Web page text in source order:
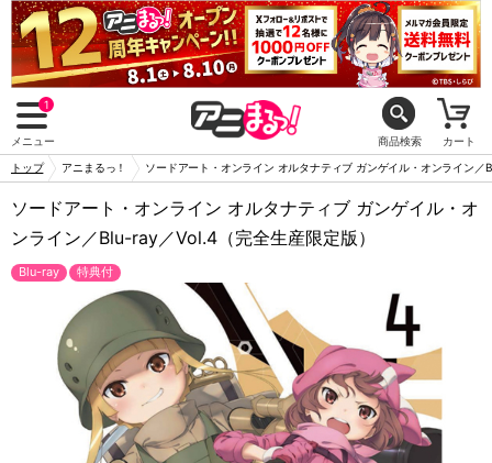
1
メニュー 商品検索 カート
トップ アニまるっ！ ソードアート・オンライン オルタナティブ ガンゲイル・オンライン
ソードアート・オンライン オルタナティブ ガンゲイル・オ
ンライン／Blu-ray／Vol.4（完全生産限定版）
Blu-ray 特典付